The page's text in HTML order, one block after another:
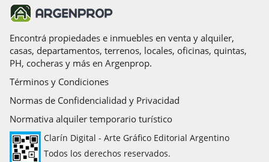
Encontrá propiedades e inmuebles en venta y alquiler,
casas, departamentos, terrenos, locales, oficinas, quintas,
PH, cocheras y más en Argenprop.
Términos y Condiciones
Normas de Confidencialidad y Privacidad
Normativa alquiler temporario turístico
Clarín Digital - Arte Gráfico Editorial Argentino
Todos los derechos reservados.